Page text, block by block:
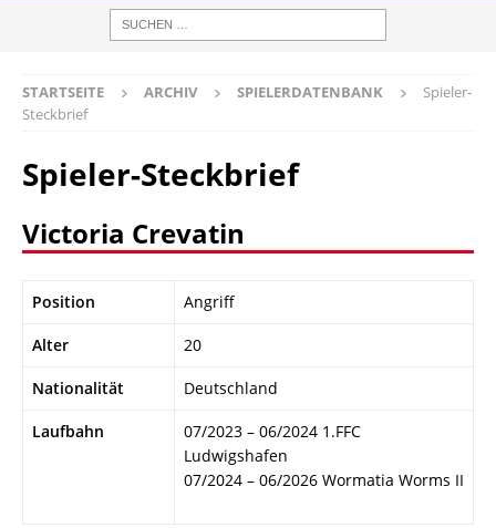
STARTSEITE ARCHIV SPIELERDATENBANK
Spieler-
Steckbrief
Spieler-Steckbrief
Victoria Crevatin
Position Angriff
Alter 20
Nationalität Deutschland
Laufbahn
07/2023 – 06/2024 1.FFC
Ludwigshafen
07/2024 – 06/2026 Wormatia Worms II